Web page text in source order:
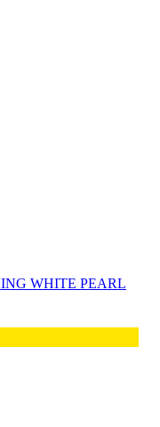
WHITE PEARL